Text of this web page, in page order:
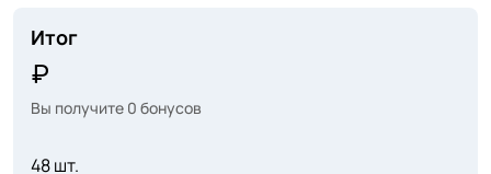
Итог
Вы получите 0 бонусов
48 шт.